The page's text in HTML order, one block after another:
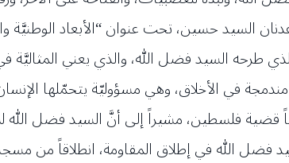
السيد حسين، تحت عنوان “الأبعاد
طرحه السيد فضل الله، والذي يعني
في الأخلاق، وهي مسؤوليّة يتحمّلها
فلسطين، مشيراً إلى أنَّ السيد فضل الله
فضل الله في إطلاق المقاومة، انطلاقاً من